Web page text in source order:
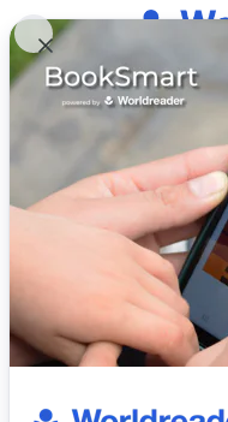
सारांश
वर्ल्‍डरीडर
व्यक्तिगत